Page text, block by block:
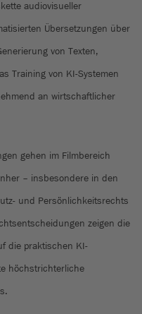
audiovisueller
Übersetzungen über
von Texten,
Training von KI-Systemen
an wirtschaftlicher
gehen im Filmbereich
– insbesondere in den
und Persönlichkeitsrechts
zeigen die
die praktischen KI-
höchstrichterliche